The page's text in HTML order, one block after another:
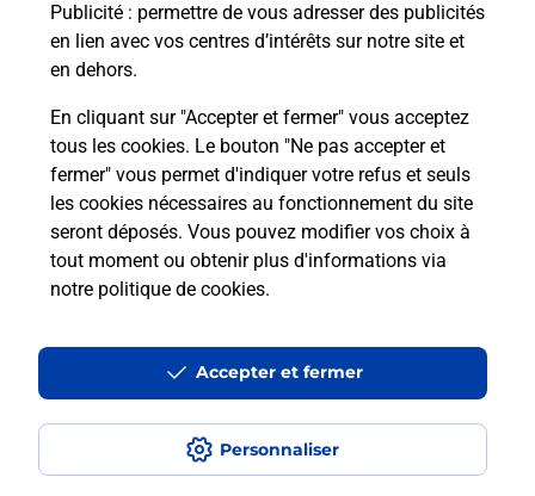
Publicité : permettre de vous adresser des publicités
en lien avec vos centres d’intérêts sur notre site et
en dehors.
En cliquant sur "Accepter et fermer" vous acceptez
tous les cookies. Le bouton "Ne pas accepter et
fermer" vous permet d'indiquer votre refus et seuls
les cookies nécessaires au fonctionnement du site
seront déposés. Vous pouvez modifier vos choix à
tout moment ou obtenir plus d'informations via
notre politique de cookies.
Personnaliser
Accepter et fermer
Comment est installée la
téléassistance classique ?
Localiser Liste
Liste - téléassistance
Landes - téléassistance
St Pierre Du Mont - téléassistance
Accessibilité : partiellement conforme
Conditions contractuelles
Mentions légales